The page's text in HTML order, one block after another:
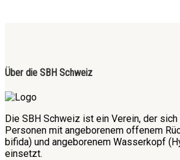
Über die SBH Schweiz
Die SBH Schweiz ist ein Verein, der
Personen mit angeborenem offenem
bifida) und angeborenem Wasserkopf
einsetzt.